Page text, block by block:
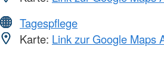
Tagespflege
Karte: Link zur Google Maps